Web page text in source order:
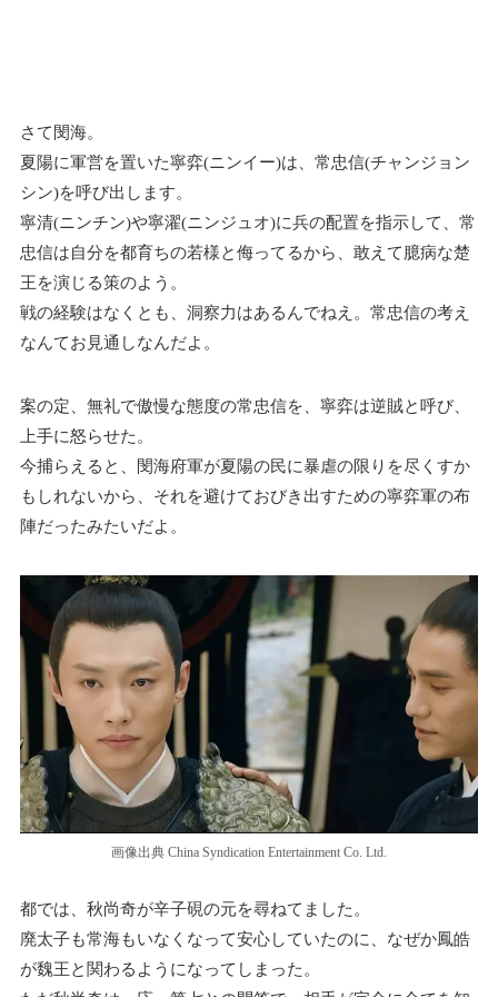
さて閔海。
夏陽に軍営を置いた寧弈(ニンイー)は、常忠信(チャンジョン
シン)を呼び出します。
寧清(ニンチン)や寧濯(ニンジュオ)に兵の配置を指示して、常
忠信は自分を都育ちの若様と侮ってるから、敢えて臆病な楚
王を演じる策のよう。
戦の経験はなくとも、洞察力はあるんでねえ。常忠信の考え
なんてお見通しなんだよ。
案の定、無礼で傲慢な態度の常忠信を、寧弈は逆賊と呼び、
上手に怒らせた。
今捕らえると、閔海府軍が夏陽の民に暴虐の限りを尽くすか
もしれないから、それを避けておびき出すための寧弈軍の布
陣だったみたいだよ。
画像出典 China Syndication Entertainment Co. Ltd.
都では、秋尚奇が辛子硯の元を尋ねてました。
廃太子も常海もいなくなって安心していたのに、なぜか鳳皓
が魏王と関わるようになってしまった。